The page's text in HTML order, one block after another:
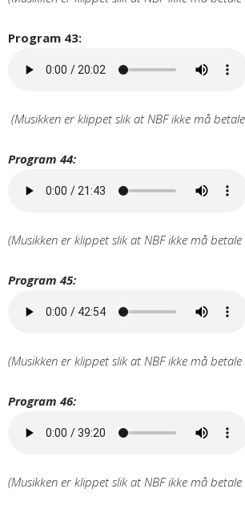
Program 43:
(Musikken er klippet slik at NBF ikke må
Program 44:
(Musikken er klippet slik at NBF ikke må betale
Program 45:
(Musikken er klippet slik at NBF ikke må betale
Program 46:
(Musikken er klippet slik at NBF ikke må betale